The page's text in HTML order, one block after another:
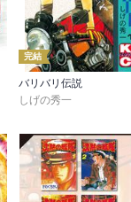
完結
バリバリ伝説
しげの秀一